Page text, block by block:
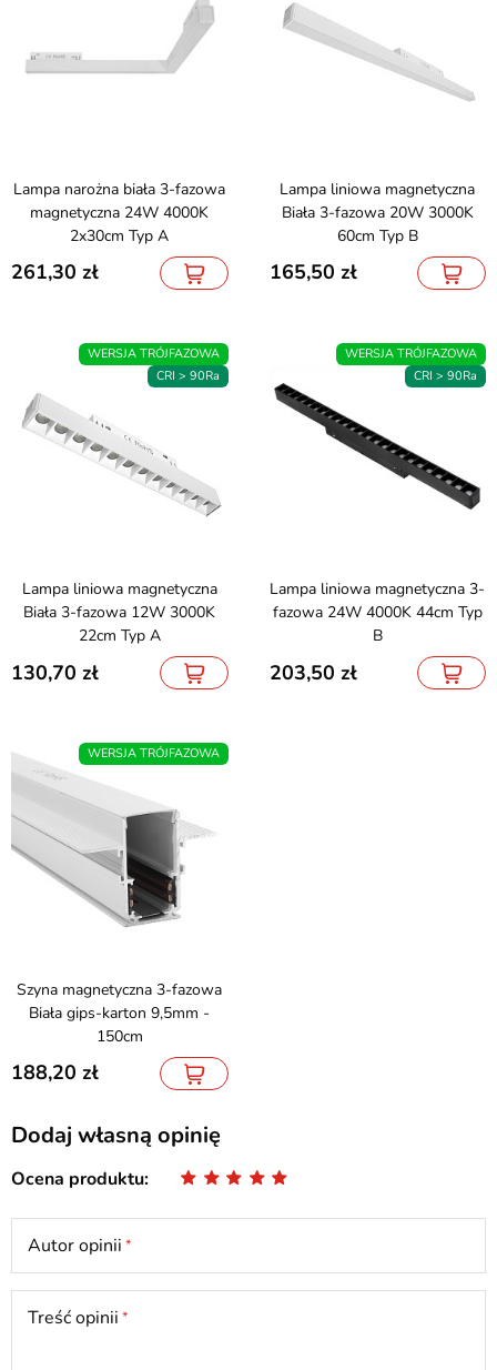
Lampa narożna biała 3-fazowa
magnetyczna 24W 4000K
2x30cm Typ A
261,30
Lampa liniowa magnetyczna
Biała 3-fazowa 20W 3000K
60cm Typ B
165,50
WERSJA TRÓJFAZOWA
CRI > 90Ra
Lampa liniowa magnetyczna
Biała 3-fazowa 12W 3000K
22cm Typ A
130,70
WERSJA TRÓJFAZOWA
CRI > 90Ra
Lampa liniowa magnetyczna 3-
fazowa 24W 4000K 44cm Typ
B
203,50
WERSJA TRÓJFAZOWA
Szyna magnetyczna 3-fazowa
Biała gips-karton 9,5mm -
150cm
188,20
Dodaj własną opinię
Ocena produktu
Autor opinii
Treść opinii